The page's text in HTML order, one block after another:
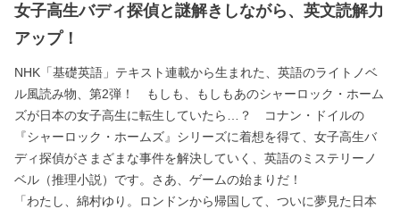
女子高生バディ探偵と謎解きしながら、英文読解力
アップ！
NHK「基礎英語」テキスト連載から生まれた、英語のライトノベ
ル風読み物、第2弾！ もしも、もしもあのシャーロック・ホーム
ズが日本の女子高生に転生していたら…？ コナン・ドイルの
『シャーロック・ホームズ』シリーズに着想を得て、女子高生バ
ディ探偵がさまざまな事件を解決していく、英語のミステリーノ
ベル（推理小説）です。さあ、ゲームの始まりだ！
「わたし、綿村ゆり。ロンドンから帰国して、ついに夢見た日本